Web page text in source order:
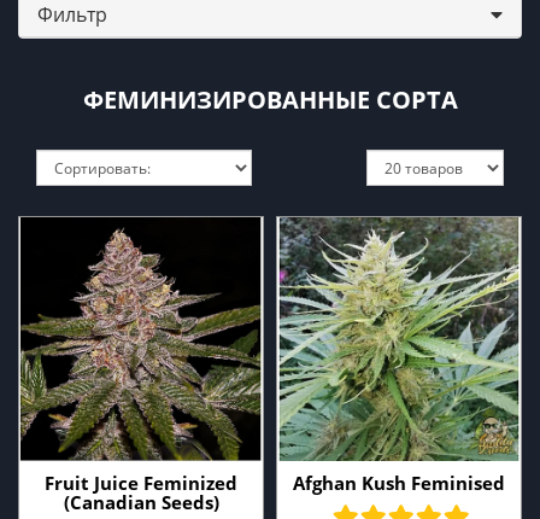
Фильтр
ФЕМИНИЗИРОВАННЫЕ СОРТА
Fruit Juice Feminized
(Canadian Seeds)
Afghan Kush Feminised